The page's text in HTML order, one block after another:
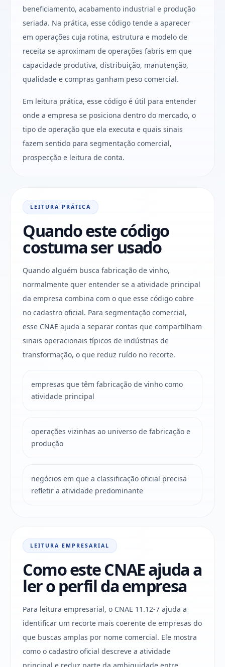
beneficiamento, acabamento industrial e produção
seriada. Na prática, esse código tende a aparecer
em operações cuja rotina, estrutura e modelo de
receita se aproximam de operações fabris em que
capacidade produtiva, distribuição, manutenção,
qualidade e compras ganham peso comercial.
Em leitura prática, esse código é útil para entender
onde a empresa se posiciona dentro do mercado, o
tipo de operação que ela executa e quais sinais
fazem sentido para segmentação comercial,
prospecção e leitura de conta.
LEITURA PRÁTICA
Quando este código
costuma ser usado
Quando alguém busca fabricação de vinho,
normalmente quer entender se a atividade principal
da empresa combina com o que esse código cobre
no cadastro oficial. Para segmentação comercial,
esse CNAE ajuda a separar contas que compartilham
sinais operacionais típicos de indústrias de
transformação, o que reduz ruído no recorte.
empresas que têm fabricação de vinho como
atividade principal
operações vizinhas ao universo de fabricação e
produção
negócios em que a classificação oficial precisa
refletir a atividade predominante
LEITURA EMPRESARIAL
Como este CNAE ajuda a
ler o perfil da empresa
Para leitura empresarial, o CNAE 11.12-7 ajuda a
identificar um recorte mais coerente de empresas do
que buscas amplas por nome comercial. Ele mostra
como o cadastro oficial descreve a atividade